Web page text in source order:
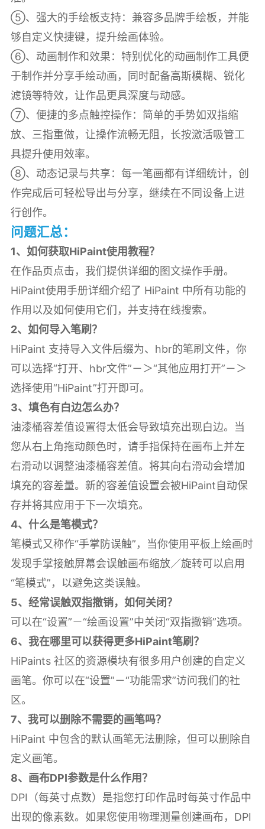
⑤、强大的手绘板支持：兼容多品牌手绘板，并能
够自定义快捷键，提升绘画体验。
⑥、动画制作和效果：特别优化的动画制作工具便
于制作并分享手绘动画，同时配备高斯模糊、锐化
滤镜等特效，让作品更具深度与动感。
⑦、便捷的多点触控操作：简单的手势如双指缩
放、三指重做，让操作流畅无阻，长按激活吸管工
具提升使用效率。
⑧、动态记录与共享：每一笔画都有详细统计，创
作完成后可轻松导出与分享，继续在不同设备上进
行创作。
问题汇总：
1、如何获取HiPaint使用教程？
在作品页点击，我们提供详细的图文操作手册。
HiPaint使用手册详细介绍了 HiPaint 中所有功能的
作用以及如何使用它们，并支持在线搜索。
2、如何导入笔刷？
HiPaint 支持导入文件后缀为、hbr的笔刷文件，你
可以选择“打开、hbr文件”－＞“其他应用打开”－＞
选择使用“HiPaint”打开即可。
3、填色有白边怎么办？
油漆桶容差值设置得太低会导致填充出现白边。当
您从右上角拖动颜色时，请手指保持在画布上并左
右滑动以调整油漆桶容差值。将其向右滑动会增加
填充的容差量。新的容差值设置会被HiPaint自动保
存并将其应用于下一次填充。
4、什么是笔模式？
笔模式又称作“手掌防误触”，当你使用平板上绘画时
发现手掌接触屏幕会误触画布缩放／旋转可以启用
“笔模式”，以避免这类误触。
5、经常误触双指撤销，如何关闭？
可以在“设置”－“绘画设置”中关闭“双指撤销”选项。
6、我在哪里可以获得更多HiPaint笔刷？
HiPaints 社区的资源模块有很多用户创建的自定义
画笔。你可以在“设置”－“功能需求”访问我们的社
区。
7、我可以删除不需要的画笔吗？
HiPaint 中包含的默认画笔无法删除，但可以删除自
定义画笔。
8、画布DPI参数是什么作用？
DPI（每英寸点数）是指您打印作品时每英寸作品中
出现的像素数。如果您使用物理测量创建画布，DPI